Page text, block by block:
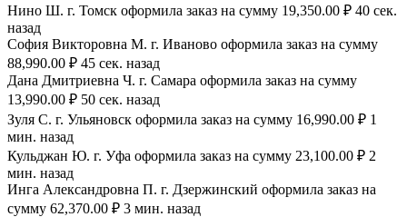
Нино Ш. г. Томск оформила заказ на сумму 19,350.00 ₽ 40 сек.
назад
София Викторовна М. г. Иваново оформила заказ на сумму
88,990.00 ₽ 45 сек. назад
Дана Дмитриевна Ч. г. Самара оформила заказ на сумму
13,990.00 ₽ 50 сек. назад
Зуля С. г. Ульяновск оформила заказ на сумму 16,990.00 ₽ 1
мин. назад
Кульджан Ю. г. Уфа оформила заказ на сумму 23,100.00 ₽ 2
мин. назад
Инга Александровна П. г. Дзержинский оформила заказ на
сумму 62,370.00 ₽ 3 мин. назад